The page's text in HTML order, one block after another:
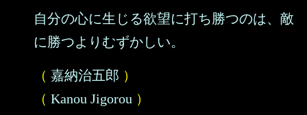
自分の心に生じる欲望に打ち勝つのは、敵
に勝つよりむずかしい。
（ 嘉納治五郎 ）
（ Kanou Jigorou ）